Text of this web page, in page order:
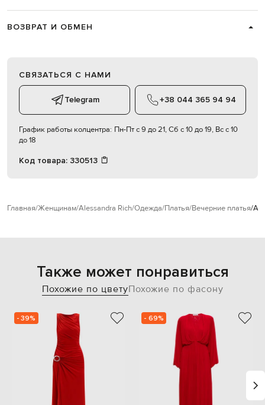
ВОЗВРАТ И ОБМЕН
СВЯЗАТЬСЯ С НАМИ
Telegram +38 044 365 94 94
График работы колцентра: Пн-Пт с 9 до 21, Сб с 10 до 19, Вс с 10
до 18
Код товара: 330513
Главная Женщинам Alessandra Rich Одежда Платья Вечерние платья
Также может понравиться
Похожие по цветуПохожие по фасону
- 39% - 69%